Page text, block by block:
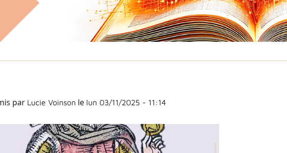
par Lucie Voinson le lun 03/11/2025 - 11:14